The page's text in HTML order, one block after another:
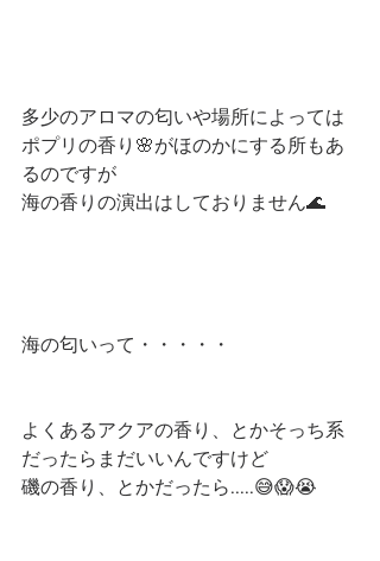
多少のアロマの匂いや場所によっては
ポプリの香り🌸がほのかにする所もあ
るのですが
海の香りの演出はしておりません🌊
海の匂いって・・・・・
よくあるアクアの香り、とかそっち系
だったらまだいいんですけど
磯の香り、とかだったら.....😅😱😭